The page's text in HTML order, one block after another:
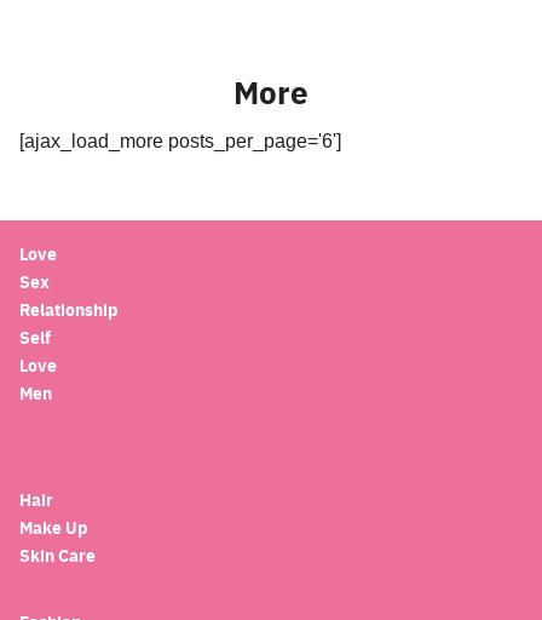
More
[ajax_load_more posts_per_page='6']
Love
Sex
Relationship
Self
Love
Men
Hair
Make Up
Skin Care